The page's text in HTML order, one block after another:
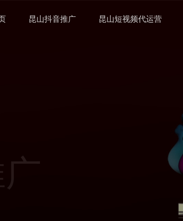
昆山抖音推广 昆山短视频代运营
值的网络推广方案